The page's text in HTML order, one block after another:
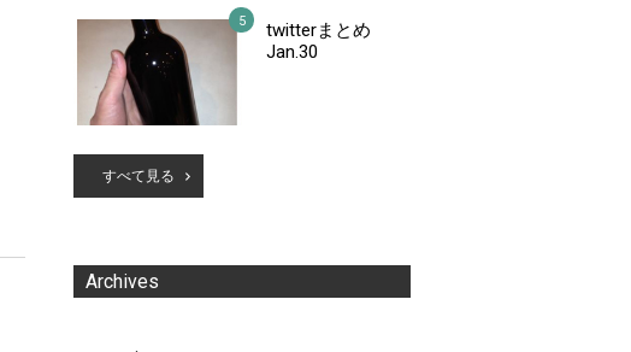
twitterまとめ
Jan.30
すべて見る
Archives